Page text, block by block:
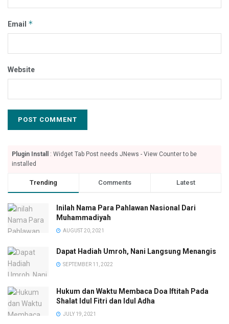
Email *
Website
Plugin Install
: Widget Tab Post needs JNews - View Counter to be
installed
Trending Comments Latest
Inilah Nama Para Pahlawan Nasional Dari
Muhammadiyah
AUGUST 20, 2021
Dapat Hadiah Umroh, Nani Langsung Menangis
SEPTEMBER 11, 2022
Hukum dan Waktu Membaca Doa Iftitah Pada
Shalat Idul Fitri dan Idul Adha
JULY 19, 2021